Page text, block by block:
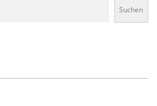
Suchen